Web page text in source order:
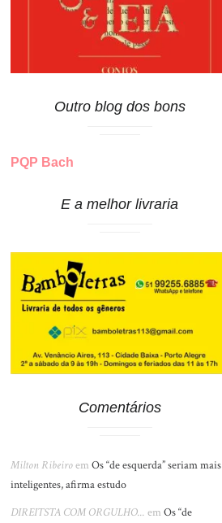
Outro blog dos bons
PQP Bach
E a melhor livraria
Comentários
Milton RibeiroemOs “de esquerda” seriam mais
inteligentes, afirma estudo
DIREITSTA COM ORGULHO... emOs “de